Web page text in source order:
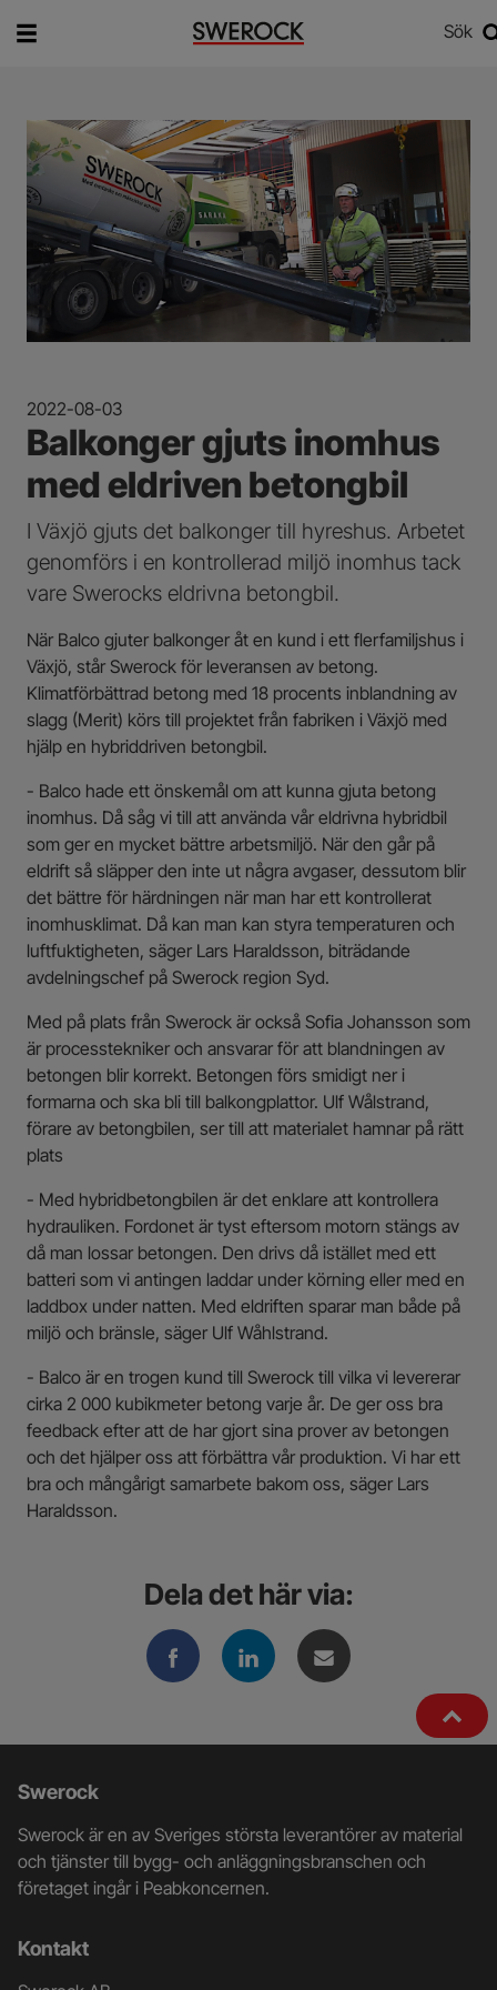
Sök
2022-08-03
Balkonger gjuts inomhus
med eldriven betongbil
I Växjö gjuts det balkonger till hyreshus. Arbetet
genomförs i en kontrollerad miljö inomhus tack
vare Swerocks eldrivna betongbil.
När Balco gjuter balkonger åt en kund i ett flerfamiljshus i
Växjö, står Swerock för leveransen av betong.
Klimatförbättrad betong med 18 procents inblandning av
slagg (Merit) körs till projektet från fabriken i Växjö med
hjälp en hybriddriven betongbil.
- Balco hade ett önskemål om att kunna gjuta betong
inomhus. Då såg vi till att använda vår eldrivna hybridbil
som ger en mycket bättre arbetsmiljö. När den går på
eldrift så släpper den inte ut några avgaser, dessutom blir
det bättre för härdningen när man har ett kontrollerat
inomhusklimat. Då kan man kan styra temperaturen och
luftfuktigheten, säger Lars Haraldsson, biträdande
avdelningschef på Swerock region Syd.
Med på plats från Swerock är också Sofia Johansson som
är processtekniker och ansvarar för att blandningen av
betongen blir korrekt. Betongen förs smidigt ner i
formarna och ska bli till balkongplattor. Ulf Wålstrand,
förare av betongbilen, ser till att materialet hamnar på rätt
plats
- Med hybridbetongbilen är det enklare att kontrollera
hydrauliken. Fordonet är tyst eftersom motorn stängs av
då man lossar betongen. Den drivs då istället med ett
batteri som vi antingen laddar under körning eller med en
laddbox under natten. Med eldriften sparar man både på
miljö och bränsle, säger Ulf Wåhlstrand.
- Balco är en trogen kund till Swerock till vilka vi levererar
cirka 2 000 kubikmeter betong varje år. De ger oss bra
feedback efter att de har gjort sina prover av betongen
och det hjälper oss att förbättra vår produktion. Vi har ett
bra och mångårigt samarbete bakom oss, säger Lars
Haraldsson.
Dela det här via:
Ytterligare
information
och
kontaktuppgifter
Swerock
Swerock är en av Sveriges största leverantörer av material
och tjänster till bygg- och anläggningsbranschen och
företaget ingår i Peabkoncernen.
Kontakt